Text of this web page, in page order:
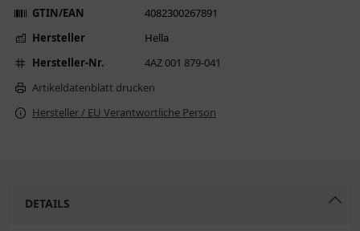
GTIN/EAN
4082300267891
Hersteller
Hella
Hersteller-Nr.
4AZ 001 879-041
Artikeldatenblatt drucken
Hersteller / EU Verantwortliche Person
DETAILS